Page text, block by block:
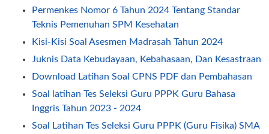
Permenkes Nomor 6 Tahun 2024 Tentang Standar
Teknis Pemenuhan SPM Kesehatan
Kisi-Kisi Soal Asesmen Madrasah Tahun 2024
Juknis Data Kebudayaan, Kebahasaan, Dan Kesastraan
Download Latihan Soal CPNS PDF dan Pembahasan
Soal latihan Tes Seleksi Guru PPPK Guru Bahasa
Inggris Tahun 2023 - 2024
Soal Latihan Tes Seleksi Guru PPPK (Guru Fisika) SMA